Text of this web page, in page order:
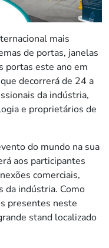
mais
de portas, janelas
portas este ano em
decorrerá de 24 a
da indústria,
e proprietários de
do mundo na sua
aos participantes
comerciais,
da indústria. Como
presentes neste
stand localizado